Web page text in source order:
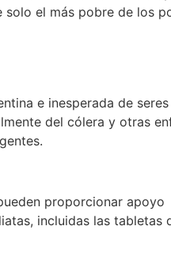
el más pobre de los
e inesperada de
del cólera y otras
proporcionar
incluidas las